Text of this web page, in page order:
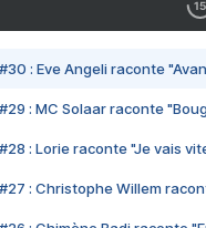
#30 : Eve Angeli raconte
#29 : MC Solaar raconte
#28 : Lorie raconte "Je vais
#27 : Christophe Willem